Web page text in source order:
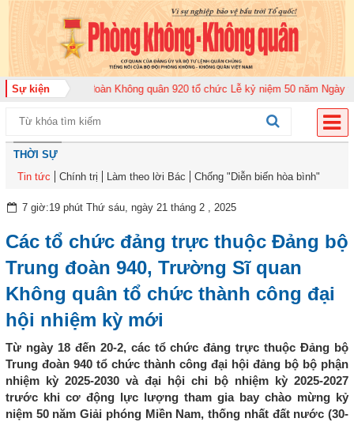
Sự kiệnTrung đoàn Không quân 920 tổ chức Lễ kỷ niệm 50 năm Ngày truyền
THỜI SỰ
Tin tức
Chính trị Làm theo lời Bác Chống "Diễn biến hòa bình"
7 giờ:19 phút Thứ sáu, ngày 21 tháng 2 , 2025
Các tổ chức đảng trực thuộc Đảng bộ
Trung đoàn 940, Trường Sĩ quan
Không quân tổ chức thành công đại
hội nhiệm kỳ mới
Từ ngày 18 đến 20-2, các tổ chức đảng trực thuộc Đảng bộ
Trung đoàn 940 tổ chức thành công đại hội đảng bộ bộ phận
nhiệm kỳ 2025-2030 và đại hội chi bộ nhiệm kỳ 2025-2027
trước khi cơ động lực lượng tham gia bay chào mừng kỷ
niệm 50 năm Giải phóng Miền Nam, thống nhất đất nước (30-